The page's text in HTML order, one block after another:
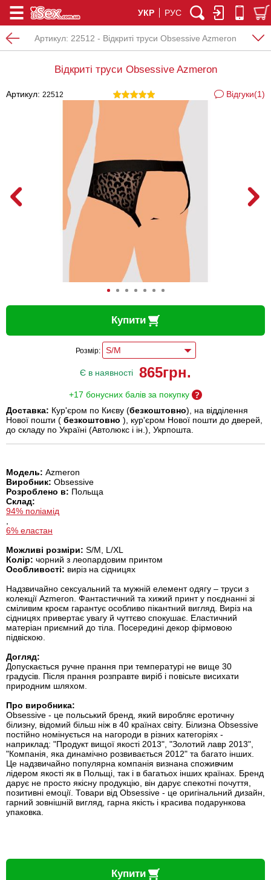
УКР РУС
Артикул: 22512 - Вiдкритi труси Obsessive Azmeron
Вiдкритi труси Obsessive Azmeron
Артикул: 22512 Відгуки(1)
Купити
Розмір:
Є в наявності 865грн.
+17 бонусних балів за покупку
Доставка: Кур'єром по Києву (безкоштовно), на відділення
Нової пошти ( безкоштовно ), кур'єром Нової пошти до дверей,
до складу по Україні (Автолюкс і ін.), Укрпошта.
Модель: Azmeron
Виробник: Obsessive
Розроблено в: Польща
Склад:
94% поліамід
6% еластан
Можливі розміри: S/M, L/XL
Колір: чорний з леопардовим принтом
Особливості: виріз на сідницях
Надзвичайно сексуальний та мужній елемент одягу – труси з
колекції Azmeron. Фантастичний та хижий принт у поєднанні зі
сміливим кроєм гарантує особливо пікантний вигляд. Виріз на
сідницях привертає увагу й чуттєво спокушає. Еластичний
матеріан приємний до тіла. Посередині декор фірмовою
підвіскою.
Догляд:
Допускається ручне прання при температурі не вище 30
градусів. Після прання розправте виріб і повісьте висихати
природним шляхом.
Про виробника:
Obsessive - це польський бренд, який виробляє еротичну
білизну, відомий більш ніж в 40 країнах світу. Білизна Obsessive
постійно номінується на нагороди в різних категоріях -
наприклад: "Продукт вищої якості 2013", "Золотий лавр 2013",
"Компанія, яка динамічно розвивається 2012" та багато інших.
Це надзвичайно популярна компанія визнана споживчим
лідером якості як в Польщі, так і в багатьох інших країнах. Бренд
дарує не просто якісну продукцію, він дарує спекотні почуття,
позитивні емоції. Товари від Obsessive - це оригінальний дизайн,
гарний зовнішній вигляд, гарна якість і красива подарункова
упаковка.
Купити